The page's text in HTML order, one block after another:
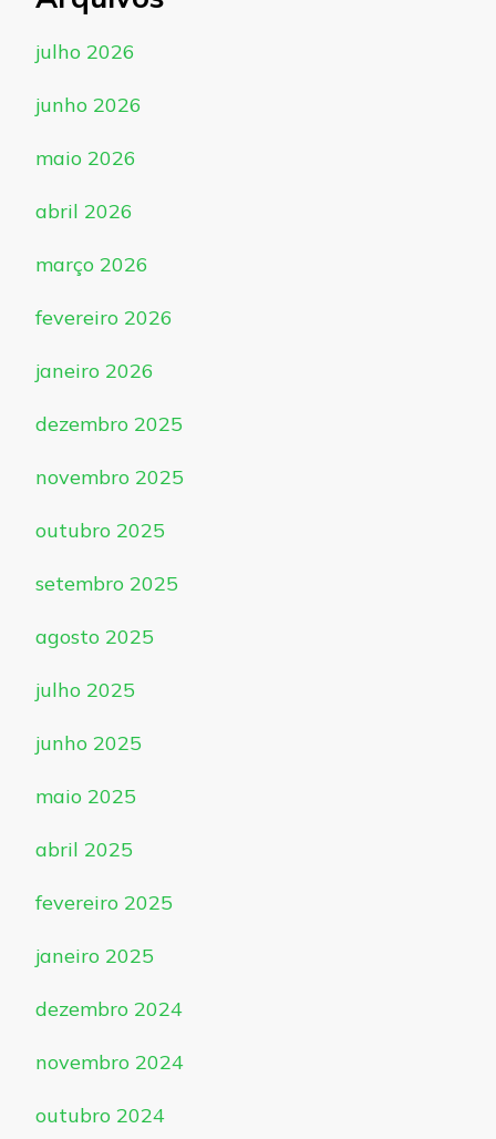
julho 2026
junho 2026
maio 2026
abril 2026
março 2026
fevereiro 2026
janeiro 2026
dezembro 2025
novembro 2025
outubro 2025
setembro 2025
agosto 2025
julho 2025
junho 2025
maio 2025
abril 2025
fevereiro 2025
janeiro 2025
dezembro 2024
novembro 2024
outubro 2024